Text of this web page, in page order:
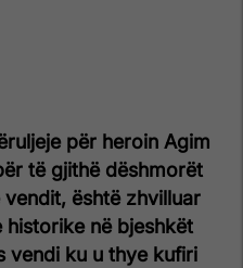
për heroin Agim
të gjithë dëshmorët
është zhvilluar
në bjeshkët
vendi ku u thye kufiri